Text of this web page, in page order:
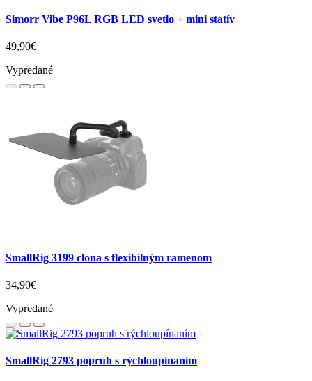
Simorr Vibe P96L RGB LED svetlo + mini statív
49,90€
Vypredané
SmallRig 3199 clona s flexibilným ramenom
34,90€
Vypredané
SmallRig 2793 popruh s rýchloupínaním